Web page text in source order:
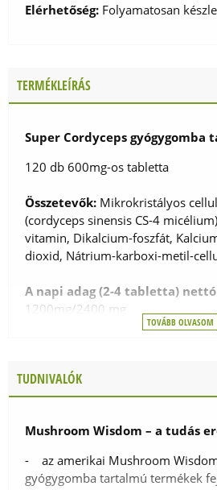
Elérhetőség: Folyamatosan
TERMÉKLEÍRÁS
Super Cordyceps gyógygomba
120 db 600mg-os tabletta
Összetevők: Mikrokristályos
(cordyceps sinensis CS-4
vitamin, Dikalcium-foszfát,
dioxid, Nátrium-karboxi-metil-
A napi adag (2-4 tabletta)
1200mg/2400 mg
- Cordyceps (Cordyceps sinensis
kivonat (10:1): 400mg/800mg
A termék nem tartalmaz cukrot,
TOVÁBB OLVASOM
TUDNIVALÓK
Mushroom Wisdom – a tudás
- az amerikai Mushroom
gyógygomba tartalmú termékek